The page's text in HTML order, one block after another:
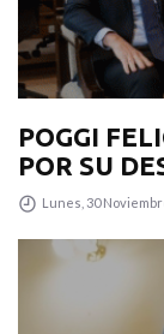
POGGI
POR SU
GABINETE
Lunes, 30